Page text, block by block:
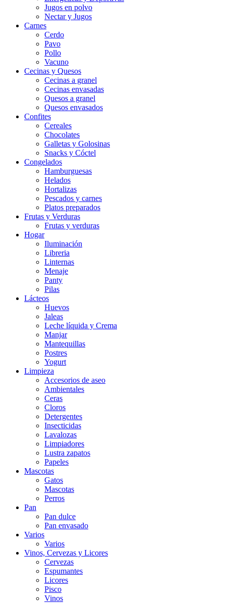
Jugos en polvo
Nectar y Jugos
Carnes
Cerdo
Pavo
Pollo
Vacuno
Cecinas y Quesos
Cecinas a granel
Cecinas envasadas
Quesos a granel
Quesos envasados
Confites
Cereales
Chocolates
Galletas y Golosinas
Snacks y Cóctel
Congelados
Hamburguesas
Helados
Hortalizas
Pescados y carnes
Platos preparados
Frutas y Verduras
Frutas y verduras
Hogar
Iluminación
Libreria
Linternas
Menaje
Panty
Pilas
Lácteos
Huevos
Jaleas
Leche líquida y Crema
Manjar
Mantequillas
Postres
Yogurt
Limpieza
Accesorios de aseo
Ambientales
Ceras
Cloros
Detergentes
Insecticidas
Lavalozas
Limpiadores
Lustra zapatos
Papeles
Mascotas
Gatos
Mascotas
Perros
Pan
Pan dulce
Pan envasado
Varios
Varios
Vinos, Cervezas y Licores
Cervezas
Espumantes
Licores
Pisco
Vinos